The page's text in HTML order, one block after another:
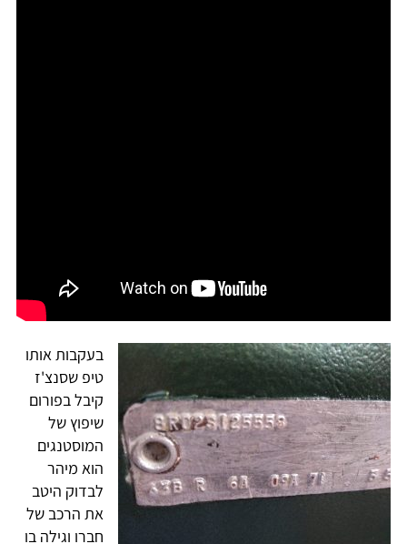
בעקבות אותו
טיפ שסנצ'ז
קיבל בפורום
שיפוץ של
המוסטנגים
הוא מיהר
לבדוק היטב
את הרכב של
חברו וגילה בו